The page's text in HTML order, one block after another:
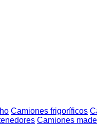
Camiones frigoríficos
Camiones